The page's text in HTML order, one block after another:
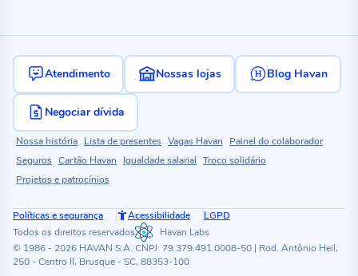
Atendimento Nossas lojas Blog Havan
Negociar dívida
Nossa história Lista de presentes Vagas Havan
Painel do colaborador
Seguros Cartão Havan Igualdade salarial Troco solidário
Projetos e patrocínios
Políticas e segurança Acessibilidade
LGPD
Todos os direitos reservados
Havan Labs
© 1986 - 2026 HAVAN S.A. CNPJ: 79.379.491.0008-50 | Rod. Antônio Heil,
250 - Centro II, Brusque - SC, 88353-100